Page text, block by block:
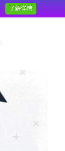
了解详情